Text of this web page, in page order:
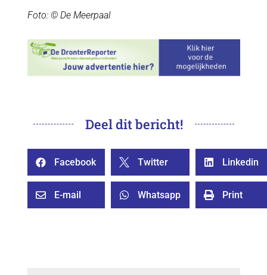
Foto: © De Meerpaal
Deel dit bericht!
 Facebook  Twitter  Linkedin
 E-mail  Whatsapp  Print